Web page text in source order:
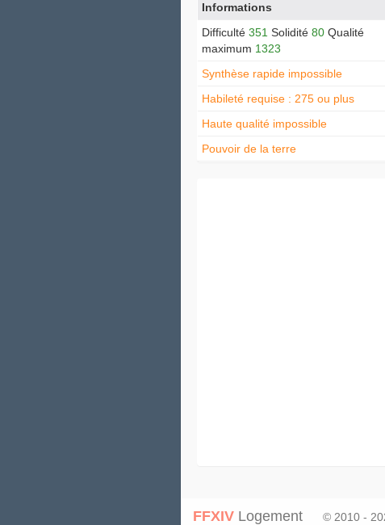
Informations
Difficulté 351 Solidité 80 Qualité
maximum 1323
Synthèse rapide impossible
Habileté requise : 275 ou plus
Haute qualité impossible
Pouvoir de la terre
FFXIV Logement © 2010 -